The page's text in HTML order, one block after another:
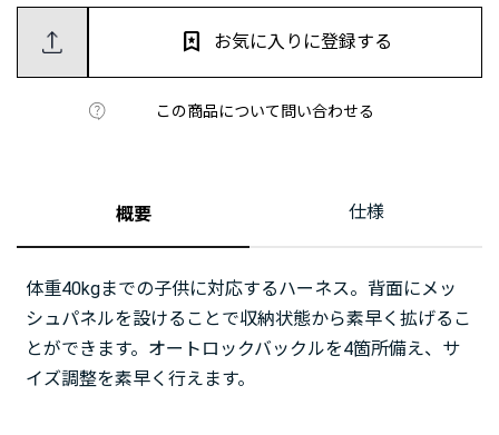
この商品について問い合わせる
お気に入りに登録する
概要 仕様
体重40kgまでの子供に対応するハーネス。背面にメッ
シュパネルを設けることで収納状態から素早く拡げるこ
とができます。オートロックバックルを4箇所備え、サ
イズ調整を素早く行えます。